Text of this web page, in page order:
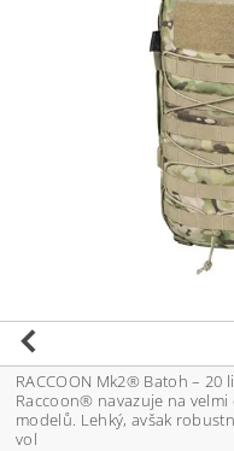
RACCOON Mk2® Batoh – 20 litrů -
Raccoon® navazuje na
modelů. Lehký, avšak
vol